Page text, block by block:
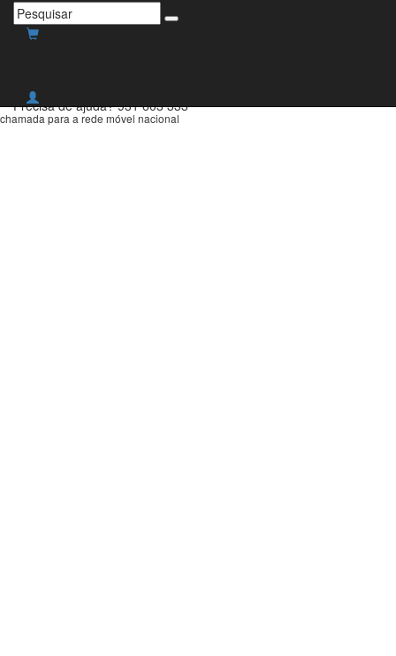
Envio grátis para Portugal
Precisa de ajuda? 931 603 333
chamada para a rede móvel nacional